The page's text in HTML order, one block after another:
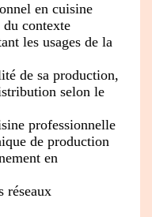
en cuisine
contexte
les usages de la
de sa production,
selon le
professionnelle
de production
en
réseaux